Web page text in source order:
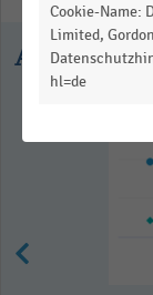
Cookie-Name:
Limited,
hl=de